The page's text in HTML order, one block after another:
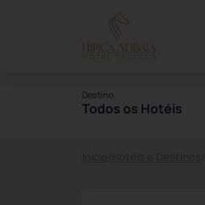
Destino
Todos os Hotéis